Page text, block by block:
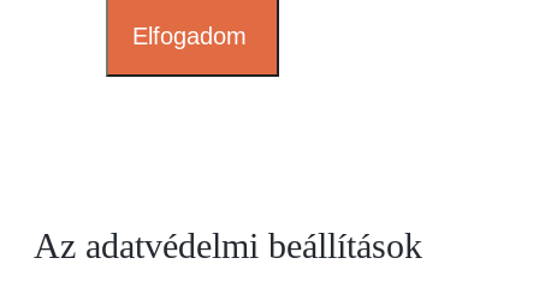
Elfogadom
Az adatvédelmi beállítások